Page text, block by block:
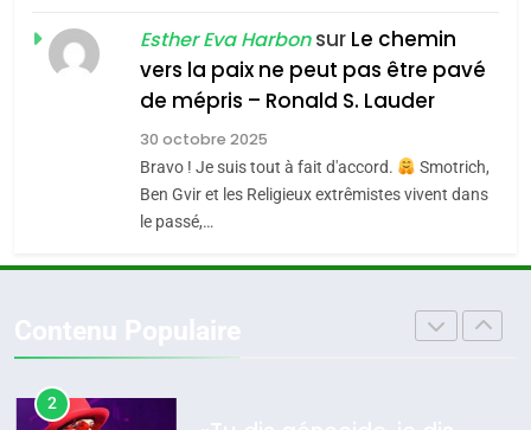
Accords d’Isaac:
l’alliance pourrait
s’étendre à 13 pays
d’Amérique latine
ISRAÉL JUDAISME
2025, l’année la plus
meurtrière selon le
FIÈRE, DIGNE ET RÉSILIENTE :
Esther Eva Harbonsur Le chemin
vers la paix ne peut pas être pavé
de mépris – Ronald S. Lauder
30 octobre 2025
Bravo ! Je suis tout à fait d'accord.
Smotrich,
Ben Gvir et les Religieux extrêmistes vivent dans
le passé,…
JUDAISME
Maroc : Les amandes de
Tafraout, le miel de Tadla
Azilal consacrés produits
du terroir
DAFINA MAROC
Oeil ravageur – Vanessa De
2